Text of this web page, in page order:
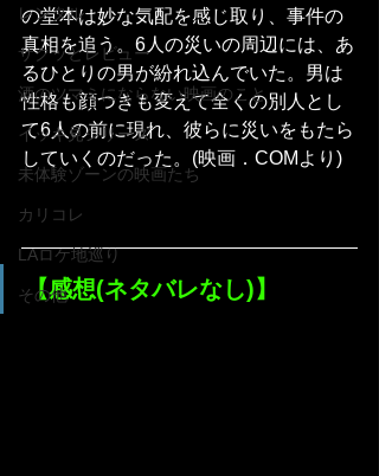
レンタル
サクッとレビュー
酒のツマミにならない映画のこと
イッキ見シリーズ
未体験ゾーンの映画たち
カリコレ
LAロケ地巡り
その他
の堂本は妙な気配を感じ取り、事件の
真相を追う。6人の災いの周辺には、あ
るひとりの男が紛れ込んでいた。男は
性格も顔つきも変えて全くの別人とし
て6人の前に現れ、彼らに災いをもたら
していくのだった。(映画．COMより)
【感想(ネタバレなし)】